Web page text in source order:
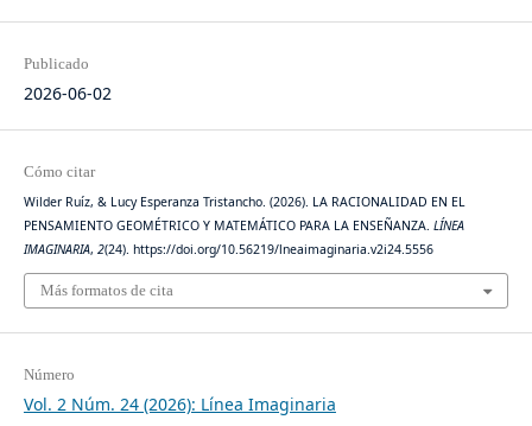
Publicado
2026-06-02
Cómo citar
Wilder Ruíz, & Lucy Esperanza Tristancho. (2026). LA RACIONALIDAD EN EL
PENSAMIENTO GEOMÉTRICO Y MATEMÁTICO PARA LA ENSEÑANZA. LÍNEA
IMAGINARIA, 2(24). https://doi.org/10.56219/lneaimaginaria.v2i24.5556
Más formatos de cita
Número
Vol. 2 Núm. 24 (2026): Línea Imaginaria